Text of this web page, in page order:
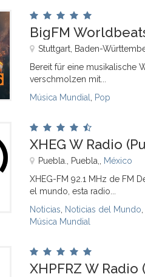
BigFM
Stuttgart, Baden-
Bereit für eine musikalische
verschmolzen mit...
Música Mundial
Pop
XHEG W Radio
Puebla., Puebla,,
México
XHEG-FM 92.1 MHz de FM
el mundo, esta radio...
Noticias
Noticias del Mundo
Música Mundial
XHPFRZ W Radio